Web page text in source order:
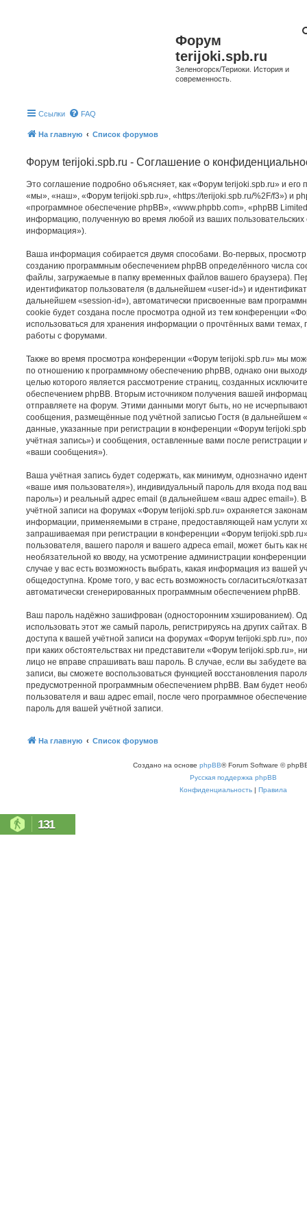
Форум
terijoki.spb.ru
Зеленогорск/Териоки. История и
современность.
Ссылки FAQ
На главную Список форумов
Форум terijoki.spb.ru - Соглашение о
Это соглашение подробно объясняет, как «Форум terijoki.spb.ru» и
«мы», «наш», «Форум terijoki.spb.ru», «https://terijoki.spb.ru/%2F/f3») и
«программное обеспечение phpBB», «www.phpbb.com», «phpBB
информацию, полученную во время любой из ваших
информация»).
Ваша информация собирается двумя способами. Во-первых,
созданию программным обеспечением phpBB определённого числа
файлы, загружаемые в папку временных файлов вашего браузера).
идентификатор пользователя (в дальнейшем «user-id») и
дальнейшем «session-id»), автоматически присвоенные вам
cookie будет создана после просмотра одной из тем конференции
использоваться для хранения информации о прочтённых вами
работы с форумами.
Также во время просмотра конференции «Форум terijoki.spb.ru» мы
по отношению к программному обеспечению phpBB, однако они
целью которого является рассмотрение страниц, созданных
обеспечением phpBB. Вторым источником получения вашей
отправляете на форум. Этими данными могут быть, но не
сообщения, размещённые под учётной записью Гостя (в дальнейшем
данные, указанные при регистрации в конференции «Форум
учётная запись») и сообщения, оставленные вами после
«ваши сообщения»).
Ваша учётная запись будет содержать, как минимум, однозначно
«ваше имя пользователя»), индивидуальный пароль для входа под
пароль») и реальный адрес email (в дальнейшем «ваш адрес email»).
учётной записи на форумах «Форум terijoki.spb.ru» охраняется
информации, применяемыми в стране, предоставляющей нам услуги
запрашиваемая при регистрации в конференции «Форум
пользователя, вашего пароля и вашего адреса email, может быть как
необязательной ко вводу, на усмотрение администрации
случае у вас есть возможность выбрать, какая информация из вашей
общедоступна. Кроме того, у вас есть возможность согласиться/
автоматически сгенерированных программным обеспечением phpBB.
Ваш пароль надёжно зашифрован (односторонним хэшированием).
использовать этот же самый пароль, регистрируясь на других
доступа к вашей учётной записи на форумах «Форум terijoki.spb.ru»,
при каких обстоятельствах ни представители «Форум terijoki.spb.ru»,
лицо не вправе спрашивать ваш пароль. В случае, если вы забудете
записи, вы сможете воспользоваться функцией восстановления
предусмотренной программным обеспечением phpBB. Вам будет
пользователя и ваш адрес email, после чего программное
пароль для вашей учётной записи.
На главную Список форумов
Создано на основе phpBB® Forum Software ©
Русская поддержка phpBB
Конфиденциальность | Правила
131